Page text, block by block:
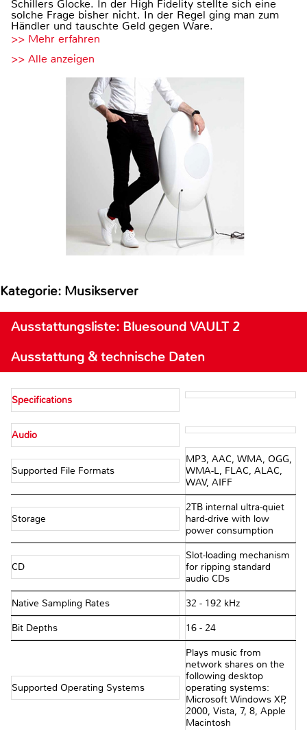
Schillers Glocke. In der High Fidelity stellte sich eine
solche Frage bisher nicht. In der Regel ging man zum
Händler und tauschte Geld gegen Ware.
>> Mehr erfahren
>> Alle anzeigen
Kategorie: Musikserver
Ausstattungsliste: Bluesound VAULT 2
Ausstattung & technische Daten
Specifications
Audio
Supported File Formats
MP3, AAC, WMA, OGG,
WMA-L, FLAC, ALAC,
WAV, AIFF
Storage
2TB internal ultra-quiet
hard-drive with low
power consumption
CD
Slot-loading mechanism
for ripping standard
audio CDs
Native Sampling Rates 32 - 192 kHz
Bit Depths 16 - 24
Supported Operating Systems
Plays music from
network shares on the
following desktop
operating systems:
Microsoft Windows XP,
2000, Vista, 7, 8, Apple
Macintosh